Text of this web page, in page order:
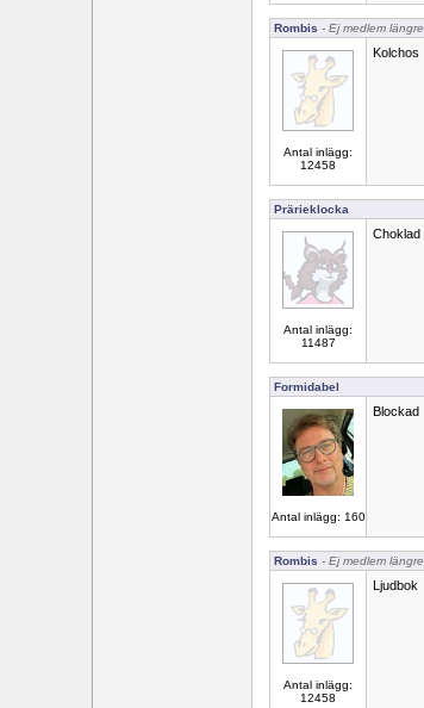
Rombis - Ej medlem längre
Antal inlägg:
12458
Kolchos
Prärieklocka
Antal inlägg:
11487
Choklad
Formidabel
Antal inlägg: 160
Blockad
Rombis - Ej medlem längre
Antal inlägg:
12458
Ljudbok